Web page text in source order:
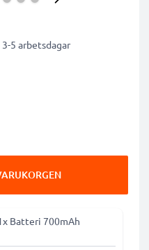
3-5 arbetsdagar
Batteri 700mAh